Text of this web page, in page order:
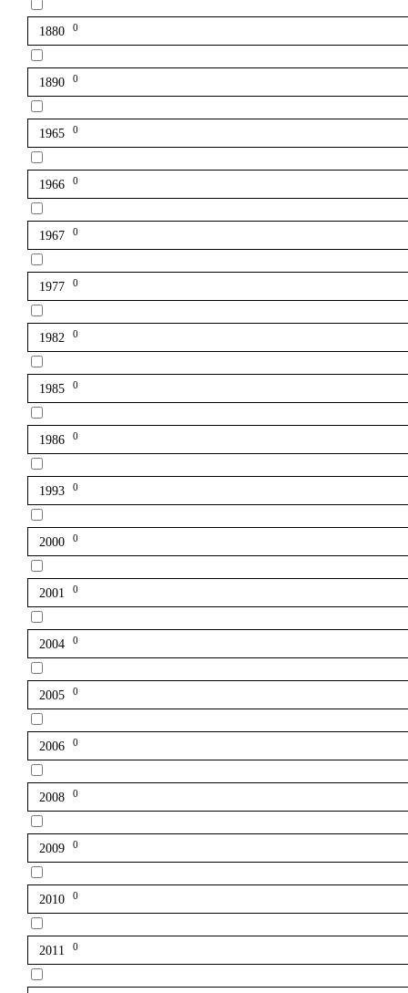
1880 0
1890 0
1965 0
1966 0
1967 0
1977 0
1982 0
1985 0
1986 0
1993 0
2000 0
2001 0
2004 0
2005 0
2006 0
2008 0
2009 0
2010 0
2011 0